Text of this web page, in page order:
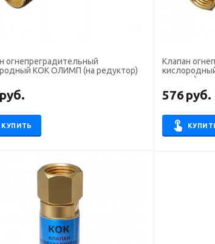
огнепреградительный
КОК ОЛИМП (на редуктор)
руб.
КУПИТЬ
Клапан
горелку)
576руб.